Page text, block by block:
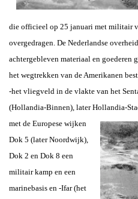
die officieel op 25 januari met militair
overgedragen. De Nederlandse
achtergebleven materiaal en
het wegtrekken van de Amerikanen
-het vliegveld in de vlakte van het
(Hollandia-Binnen), later Hollandia-
met de Europese wijken
Dok 5 (later Noordwijk),
Dok 2 en Dok 8 een
militair kamp en een
marinebasis en -Ifar (het